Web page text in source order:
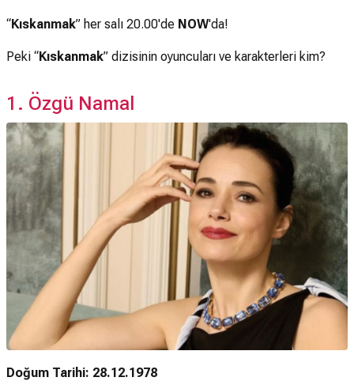
“Kıskanmak” her salı 20.00'de NOW'da!
Peki “Kıskanmak” dizisinin oyuncuları ve karakterleri kim?
1. Özgü Namal
Doğum Tarihi: 28.12.1978